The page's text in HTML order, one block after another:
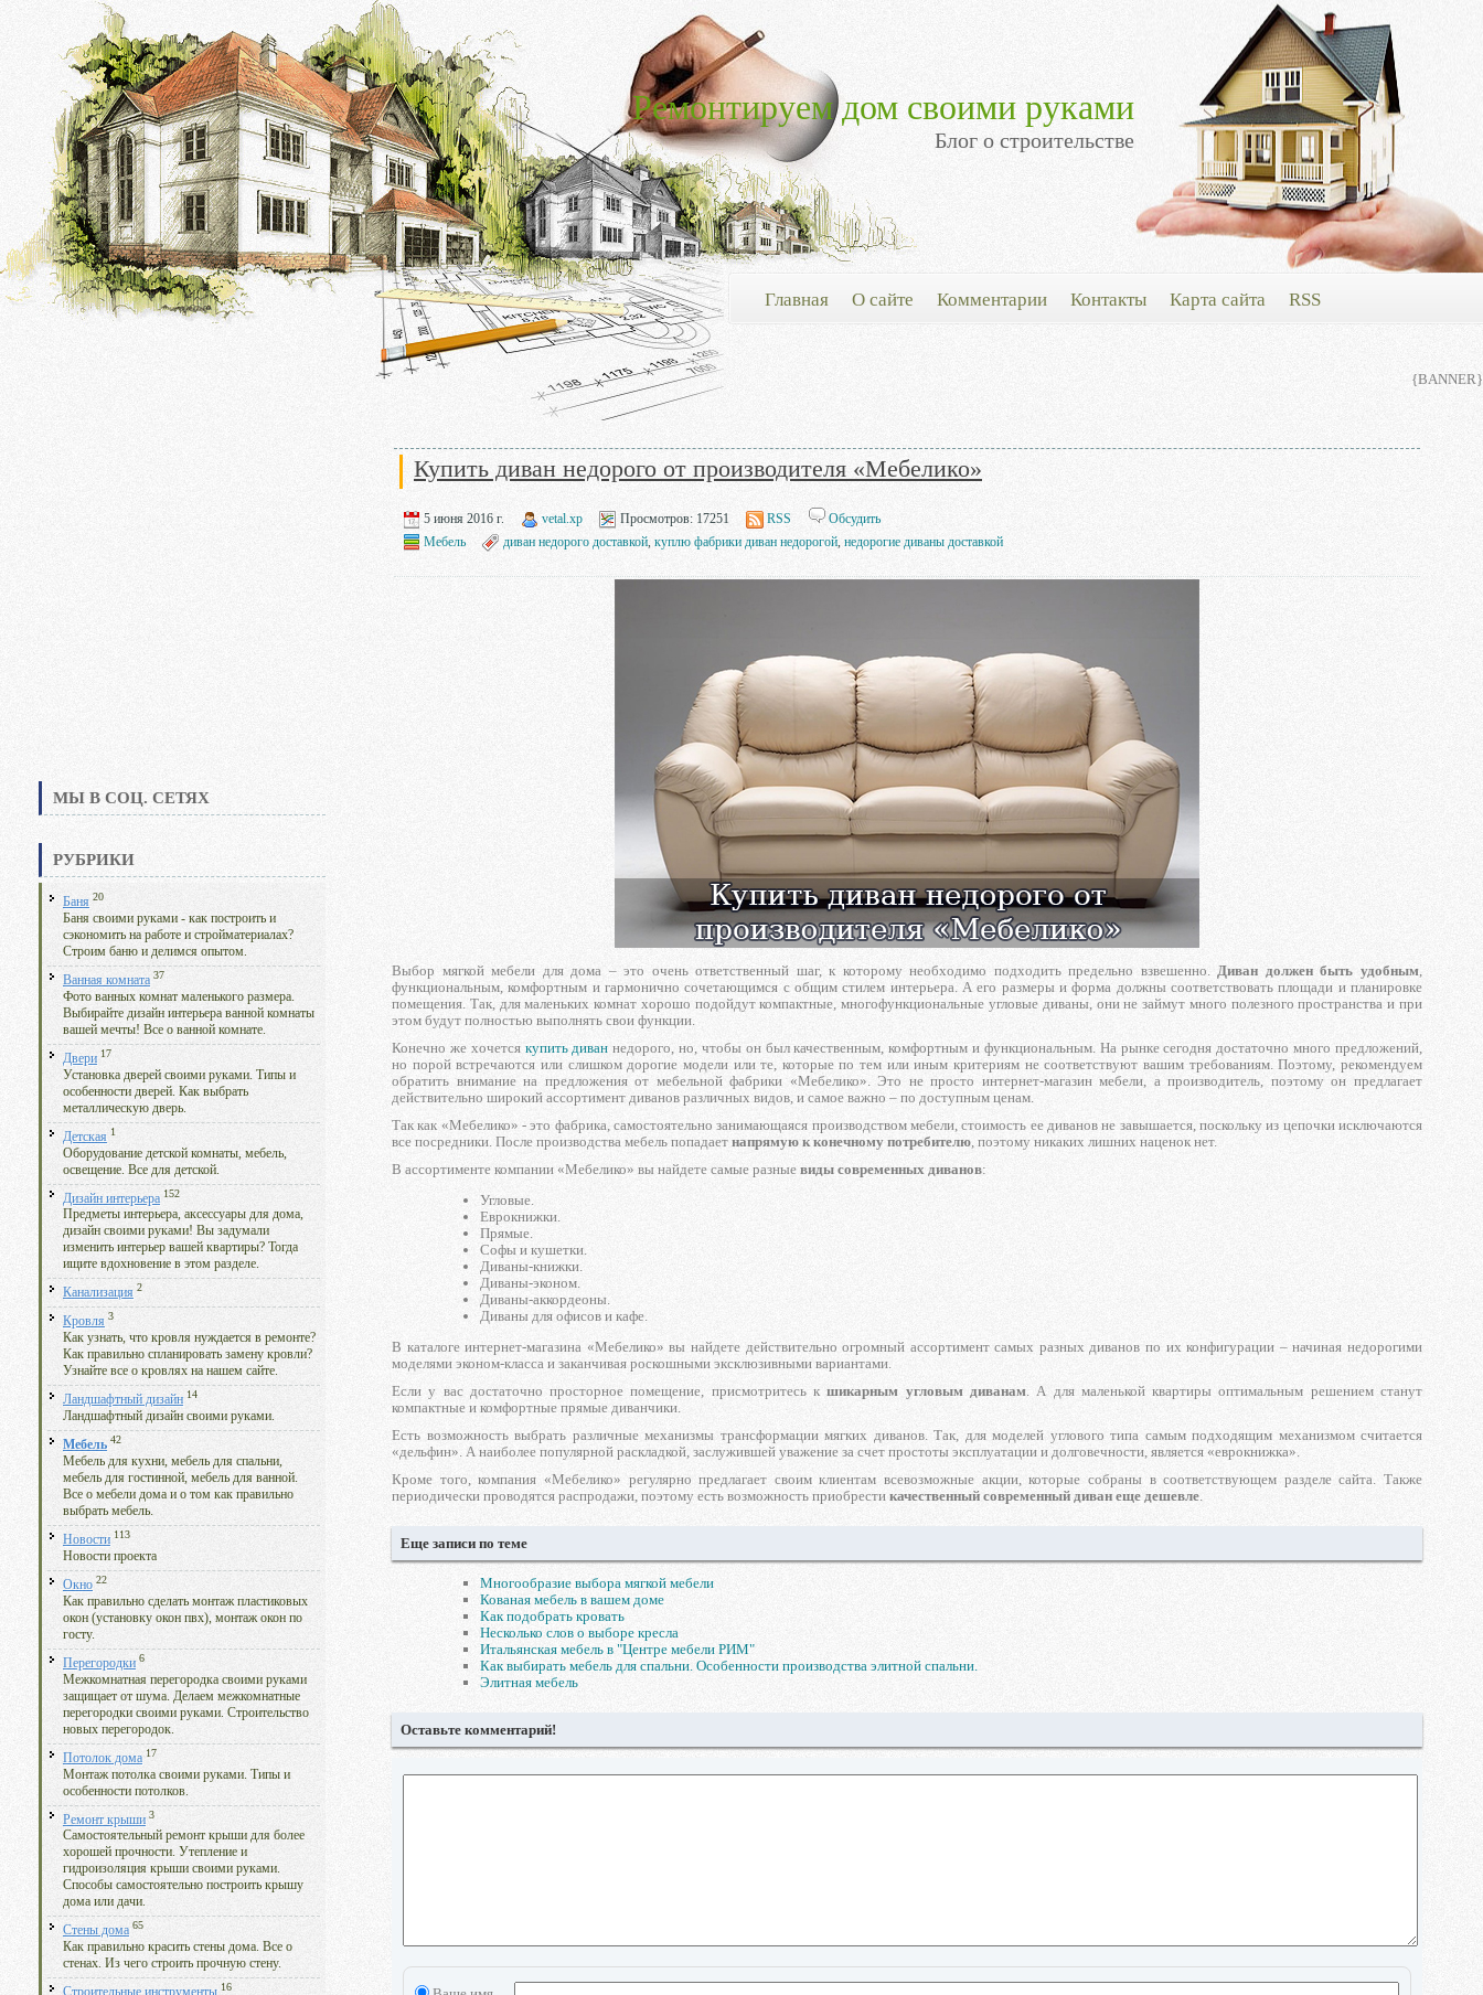
Ремонтируем дом своими руками
Блог о строительстве
Главная О сайте Комментарии Контакты Карта сайта RSS
{BANNER}
МЫ В СОЦ. СЕТЯХ
РУБРИКИ
Баня 20
Баня своими руками - как построить и
сэкономить на работе и стройматериалах?
Строим баню и делимся опытом.
Ванная комната 37
Фото ванных комнат маленького размера.
Выбирайте дизайн интерьера ванной комнаты
вашей мечты! Все о ванной комнате.
Двери 17
Установка дверей своими руками. Типы и
особенности дверей. Как выбрать
металлическую дверь.
Детская 1
Оборудование детской комнаты, мебель,
освещение. Все для детской.
Дизайн интерьера 152
Предметы интерьера, аксессуары для дома,
дизайн своими руками! Вы задумали
изменить интерьер вашей квартиры? Тогда
ищите вдохновение в этом разделе.
Канализация 2
Кровля 3
Как узнать, что кровля нуждается в ремонте?
Как правильно спланировать замену кровли?
Узнайте все о кровлях на нашем сайте.
Ландшафтный дизайн 14
Ландшафтный дизайн своими руками.
Мебель 42
Мебель для кухни, мебель для спальни,
мебель для гостинной, мебель для ванной.
Все о мебели дома и о том как правильно
выбрать мебель.
Новости 113
Новости проекта
Окно 22
Как правильно сделать монтаж пластиковых
окон (установку окон пвх), монтаж окон по
госту.
Перегородки 6
Межкомнатная перегородка своими руками
защищает от шума. Делаем межкомнатные
перегородки своими руками. Строительство
новых перегородок.
Потолок дома 17
Монтаж потолка своими руками. Типы и
особенности потолков.
Ремонт крыши 3
Самостоятельный ремонт крыши для более
хорошей прочности. Утепление и
гидроизоляция крыши своими руками.
Способы самостоятельно построить крышу
дома или дачи.
Стены дома 65
Как правильно красить стены дома. Все о
стенах. Из чего строить прочную стену.
16
Купить диван недорого от производителя «Мебелико»
5 июня 2016 г. vetal.xp Просмотров: 17251 RSS
Обсудить
Мебель
диван недорого доставкой, куплю фабрики диван недорогой, недорогие диваны доставкой
Выбор мягкой мебели для дома – это очень ответственный шаг, к которому необходимо подходить предельно взвешенно.Диван должен быть удобным,
функциональным, комфортным и гармонично сочетающимся с общим стилем интерьера. А его размеры и форма должны соответствовать площади и планировке
помещения. Так, для маленьких комнат хорошо подойдут компактные, многофункциональные угловые диваны, они не займут много полезного пространства и при
этом будут полностью выполнять свои функции.
Конечно же хочется купить диван недорого, но, чтобы он был качественным, комфортным и функциональным. На рынке сегодня достаточно много предложений,
но порой встречаются или слишком дорогие модели или те, которые по тем или иным критериям не соответствуют вашим требованиям. Поэтому, рекомендуем
обратить внимание на предложения от мебельной фабрики «Мебелико». Это не просто интернет-магазин мебели, а производитель, поэтому он предлагает
действительно широкий ассортимент диванов различных видов, и самое важно – по доступным ценам.
Так как «Мебелико» - это фабрика, самостоятельно занимающаяся производством мебели, стоимость ее диванов не завышается, поскольку из цепочки исключаются
все посредники. После производства мебель попадает напрямую к конечному потребителю, поэтому никаких лишних наценок нет.
В ассортименте компании «Мебелико» вы найдете самые разные виды современных диванов:
Угловые.
Еврокнижки.
Прямые.
Софы и кушетки.
Диваны-книжки.
Диваны-эконом.
Диваны-аккордеоны.
Диваны для офисов и кафе.
В каталоге интернет-магазина «Мебелико» вы найдете действительно огромный ассортимент самых разных диванов по их конфигурации – начиная недорогими
моделями эконом-класса и заканчивая роскошными эксклюзивными вариантами.
Если у вас достаточно просторное помещение, присмотритесь кшикарным угловым диванам. А для маленькой квартиры оптимальным решением станут
компактные и комфортные прямые диванчики.
Есть возможность выбрать различные механизмы трансформации мягких диванов. Так, для моделей углового типа самым подходящим механизмом считается
«дельфин». А наиболее популярной раскладкой, заслужившей уважение за счет простоты эксплуатации и долговечности, является «еврокнижка».
Кроме того, компания «Мебелико» регулярно предлагает своим клиентам всевозможные акции, которые собраны в соответствующем разделе сайта. Также
периодически проводятся распродажи, поэтому есть возможность приобрести качественный современный диван еще дешевле.
Еще записи по теме
Многообразие выбора мягкой мебели
Кованая мебель в вашем доме
Как подобрать кровать
Несколько слов о выборе кресла
Итальянская мебель в "Центре мебели РИМ"
Как выбирать мебель для спальни. Особенности производства элитной спальни.
Элитная мебель
Оставьте комментарий!